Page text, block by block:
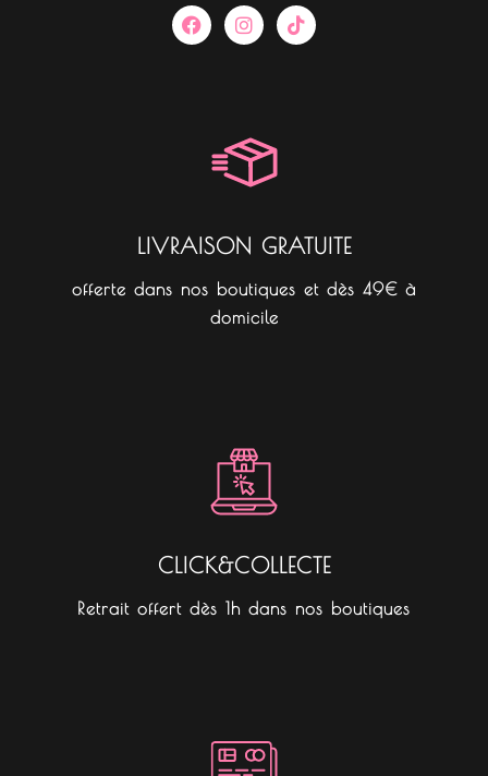
F
a
c
I
n
s
a
m
T
i
k
LIVRAISON GRATUITE
offerte dans nos boutiques et dès 49€ à
domicile
CLICK&COLLECTE
Retrait offert dès 1h dans nos boutiques